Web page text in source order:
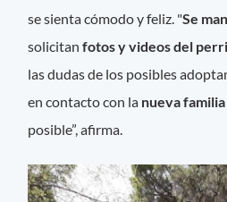
se sienta cómodo y feliz. "Se
solicitanfotos y videos del
las dudas de los posibles
en contacto con la nueva familia
posible”, afirma.